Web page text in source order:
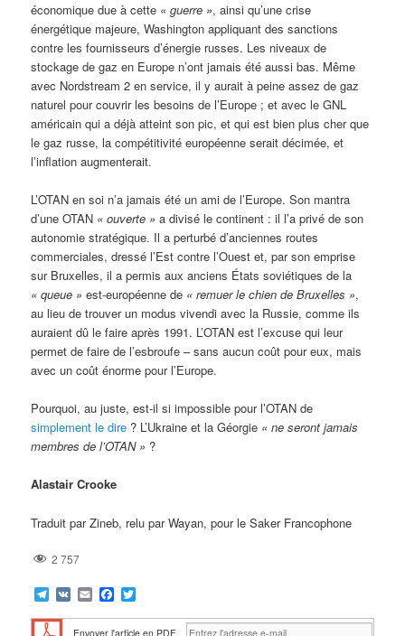
économique due à cette « guerre », ainsi qu’une crise
énergétique majeure, Washington appliquant des sanctions
contre les fournisseurs d’énergie russes. Les niveaux de
stockage de gaz en Europe n’ont jamais été aussi bas. Même
avec Nordstream 2 en service, il y aurait à peine assez de gaz
naturel pour couvrir les besoins de l’Europe ; et avec le GNL
américain qui a déjà atteint son pic, et qui est bien plus cher que
le gaz russe, la compétitivité européenne serait décimée, et
l’inflation augmenterait.
L’OTAN en soi n’a jamais été un ami de l’Europe. Son mantra
d’une OTAN « ouverte » a divisé le continent : il l’a privé de son
autonomie stratégique. Il a perturbé d’anciennes routes
commerciales, dressé l’Est contre l’Ouest et, par son emprise
sur Bruxelles, il a permis aux anciens États soviétiques de la
« queue » est-européenne de « remuer le chien de Bruxelles »,
au lieu de trouver un modus vivendi avec la Russie, comme ils
auraient dû le faire après 1991. L’OTAN est l’excuse qui leur
permet de faire de l’esbroufe – sans aucun coût pour eux, mais
avec un coût énorme pour l’Europe.
Pourquoi, au juste, est-il si impossible pour l’OTAN de
simplement le dire ? L’Ukraine et la Géorgie « ne seront jamais
membres de l’OTAN » ?
Alastair Crooke
Traduit par Zineb, relu par Wayan, pour le Saker Francophone
2 757
Telegram
VK EmailFacebook
Envoyer l'article en PDF